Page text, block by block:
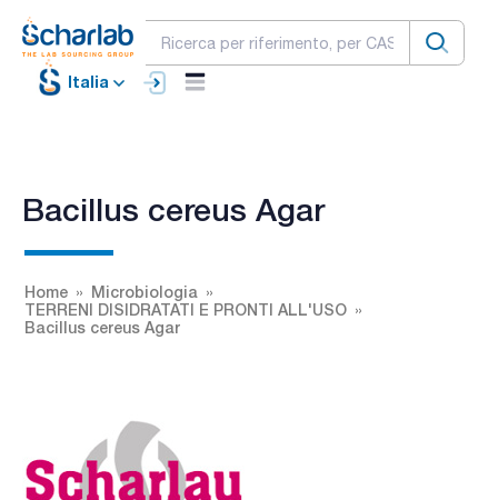
Italia
Bacillus cereus Agar
Home
Microbiologia
TERRENI DISIDRATATI E PRONTI ALL'USO
Bacillus cereus Agar